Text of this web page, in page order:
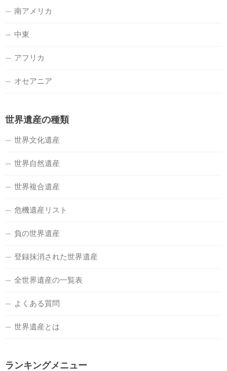
南アメリカ
中東
アフリカ
オセアニア
世界遺産の種類
世界文化遺産
世界自然遺産
世界複合遺産
危機遺産リスト
負の世界遺産
登録抹消された世界遺産
全世界遺産の一覧表
よくある質問
世界遺産とは
ランキングメニュー